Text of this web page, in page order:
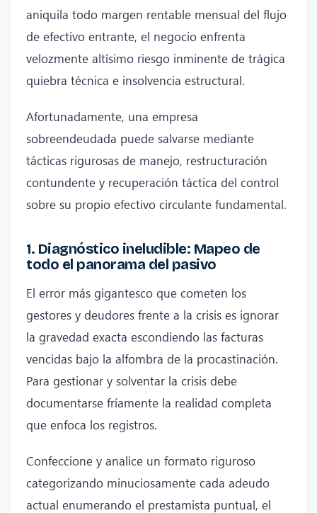
aniquila todo margen rentable mensual del flujo
de efectivo entrante, el negocio enfrenta
velozmente altísimo riesgo inminente de trágica
quiebra técnica e insolvencia estructural.
Afortunadamente, una empresa
sobreendeudada puede salvarse mediante
tácticas rigurosas de manejo, restructuración
contundente y recuperación táctica del control
sobre su propio efectivo circulante fundamental.
1. Diagnóstico ineludible: Mapeo de
todo el panorama del pasivo
El error más gigantesco que cometen los
gestores y deudores frente a la crisis es ignorar
la gravedad exacta escondiendo las facturas
vencidas bajo la alfombra de la procastinación.
Para gestionar y solventar la crisis debe
documentarse fríamente la realidad completa
que enfoca los registros.
Confeccione y analice un formato riguroso
categorizando minuciosamente cada adeudo
actual enumerando el prestamista puntual, el